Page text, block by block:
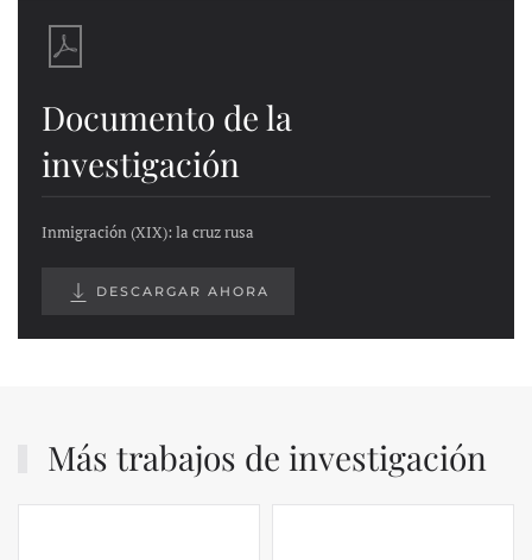
Documento de la
investigación
Inmigración (XIX): la cruz rusa
DESCARGAR AHORA
Más trabajos de investigación